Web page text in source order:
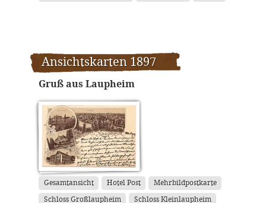
Ansichtskarten 1897
Gruß aus Laupheim
Gesamtansicht Hotel Post Mehrbildpostkarte
Schloss Großlaupheim Schloss Kleinlaupheim